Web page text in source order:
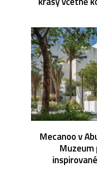
Mecanoo v